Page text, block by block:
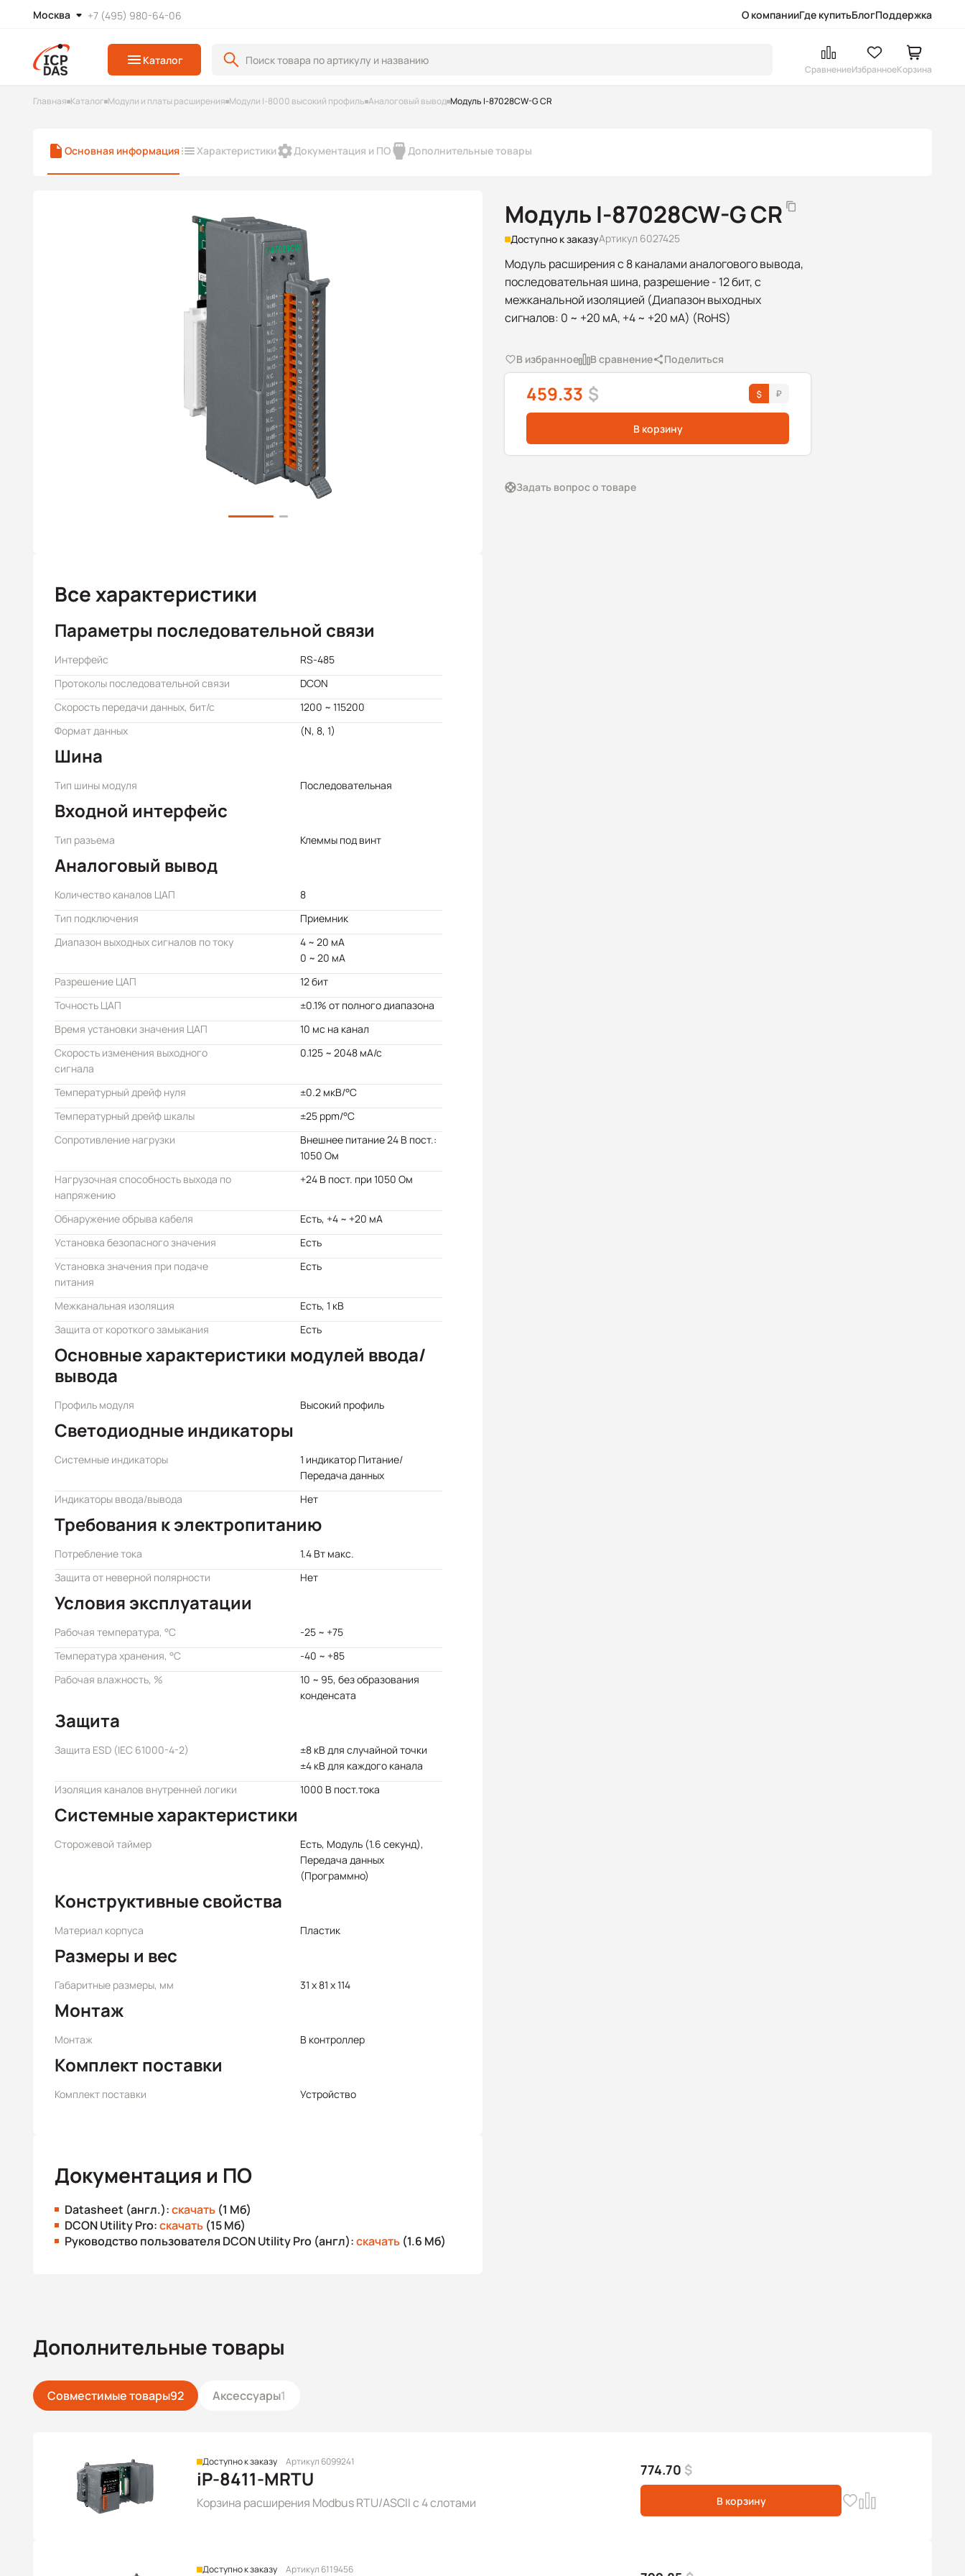
Москва +7 (495) 980-64-06 О компанииГде купитьБлогПоддержка
Каталог
СравнениеИзбранноеКорзина
Главная Каталог Модули и платы расширения Модули I-8000 высокий профиль Аналоговый вывод Модуль I-87028CW-G CR
Основная информация Характеристики Документация и ПО Дополнительные товары
Модуль I-87028CW-G CR
Доступно к заказуАртикул 6027425
Модуль расширения с 8 каналами аналогового вывода,
последовательная шина, разрешение - 12 бит, с
межканальной изоляцией (Диапазон выходных
сигналов: 0 ~ +20 мА, +4 ~ +20 мА) (RoHS)
В избранное В сравнение Поделиться
459.33 $
В корзину
Задать вопрос о товаре
Все характеристики
Параметры последовательной связи
Интерфейс
RS-485
Протоколы последовательной связи
DCON
Скорость передачи данных, бит/с
1200 ~ 115200
Формат данных
(N, 8, 1)
Шина
Тип шины модуля Последовательная
Входной интерфейс
Тип разъема Клеммы под винт
Аналоговый вывод
Количество каналов ЦАП
8
Тип подключения
Приемник
Диапазон выходных сигналов по току
4 ~ 20 мА
0 ~ 20 мА
Разрешение ЦАП
12 бит
Точность ЦАП
±0.1% от полного диапазона
Время установки значения ЦАП
10 мс на канал
Скорость изменения выходного
сигнала
0.125 ~ 2048 мА/с
Температурный дрейф нуля
±0.2 мкВ/°C
Температурный дрейф шкалы
±25 ppm/°C
Сопротивление нагрузки
Внешнее питание 24 В пост.:
1050 Ом
Нагрузочная способность выхода по
напряжению
+24 В пост. при 1050 Ом
Обнаружение обрыва кабеля
Есть, +4 ~ +20 мА
Установка безопасного значения
Есть
Установка значения при подаче
питания
Есть
Межканальная изоляция
Есть, 1 кВ
Защита от короткого замыкания
Есть
Основные характеристики модулей ввода/
вывода
Профиль модуля Высокий профиль
Светодиодные индикаторы
Системные индикаторы
1 индикатор Питание/
Передача данных
Индикаторы ввода/вывода
Нет
Требования к электропитанию
Потребление тока
1.4 Вт макс.
Защита от неверной полярности
Нет
Условия эксплуатации
Рабочая температура, °C
-25 ~ +75
Температура хранения, °C
-40 ~ +85
Рабочая влажность, %
10 ~ 95, без образования
конденсата
Защита
Защита ESD (IEC 61000-4-2)
±8 кВ для случайной точки
±4 кВ для каждого канала
Изоляция каналов внутренней логики
1000 В пост.тока
Системные характеристики
Сторожевой таймер
Есть, Модуль (1.6 секунд),
Передача данных
(Программно)
Конструктивные свойства
Материал корпуса Пластик
Размеры и вес
Габаритные размеры, мм 31 x 81 x 114
Монтаж
Монтаж В контроллер
Комплект поставки
Комплект поставки Устройство
Документация и ПО
Datasheet (англ.):скачать (1 Мб)
DCON Utility Pro:скачать (15 Мб)
Руководство пользователя DCON Utility Pro (англ):скачать (1.6 Мб)
Дополнительные товары
Совместимые товары92 Аксессуары1
Доступно к заказу Артикул 6099241
iP-8411-MRTU
Корзина расширения Modbus RTU/ASCII с 4 слотами
774.70 $
В корзину
Доступно к заказу Артикул 6119456